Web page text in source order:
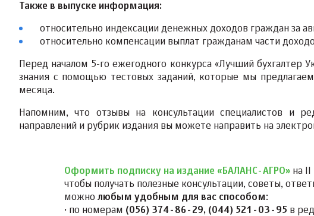
Также в выпуске информация:
относительно индексации денежных доходов граждан за
относительно компенсации выплат гражданам части
Перед началом 5-го ежегодного конкурса «Лучший
знания с помощью тестовых заданий, которые мы
месяца.
Напомним, что отзывы на консультации специалистов и
направлений и рубрик издания вы можете направить на
Оформить подписку на издание «БАЛАНС-АГРО»на II
чтобы получать полезные консультации, советы,
можно любым удобным для вас способом:
· по номерам (056) 374-86-29, (044) 521-03-95 в